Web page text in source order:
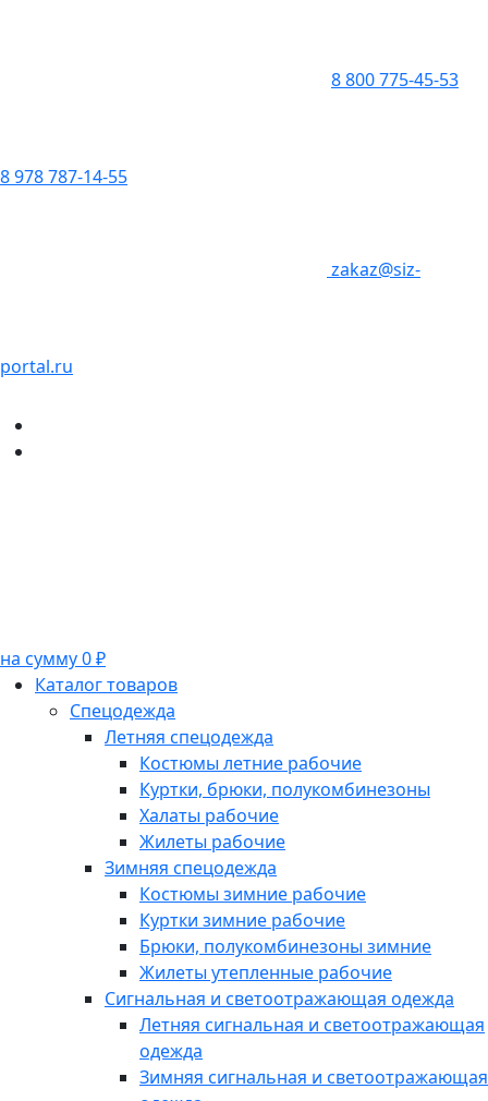
8 800 775-45-53
8 978 787-14-55
zakaz@siz-
portal.ru
на сумму 0 ₽
Каталог товаров
Спецодежда
Летняя спецодежда
Костюмы летние рабочие
Куртки, брюки, полукомбинезоны
Халаты рабочие
Жилеты рабочие
Зимняя спецодежда
Костюмы зимние рабочие
Куртки зимние рабочие
Брюки, полукомбинезоны зимние
Жилеты утепленные рабочие
Сигнальная и светоотражающая одежда
Летняя сигнальная и светоотражающая
одежда
Зимняя сигнальная и светоотражающая